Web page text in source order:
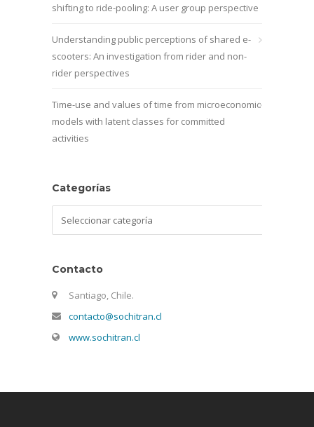
shifting to ride-pooling: A user group perspective
Understanding public perceptions of shared e-
scooters: An investigation from rider and non-
rider perspectives
Time-use and values of time from microeconomic
models with latent classes for committed
activities
Categorías
Contacto
Santiago, Chile.
contacto@sochitran.cl
www.sochitran.cl